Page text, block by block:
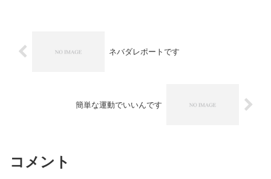
ネバダレポートです
簡単な運動でいいんです
コメント